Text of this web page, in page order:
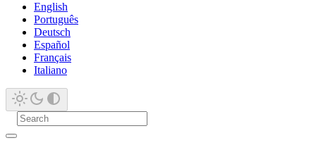
English
Português
Deutsch
Español
Français
Italiano